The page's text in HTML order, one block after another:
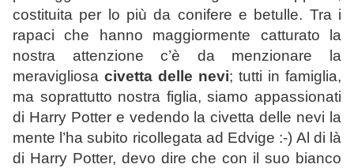
costituita per lo più da conifere e betulle. Tra i
rapaci che hanno maggiormente catturato la
nostra attenzione c’è da menzionare la
meravigliosa civetta delle nevi; tutti in famiglia,
ma soprattutto nostra figlia, siamo appassionati
di Harry Potter e vedendo la civetta delle nevi la
mente l’ha subito ricollegata ad Edvige :-) Al di là
di Harry Potter, devo dire che con il suo bianco